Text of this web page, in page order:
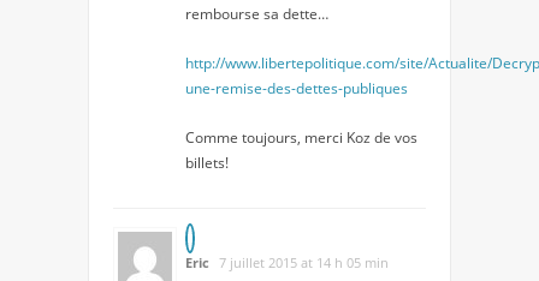
rembourse sa dette…
http://www.libertepolitique.com/site/Actualite/
une-remise-des-dettes-publiques
Comme toujours, merci Koz de vos
billets!
Eric 7 juillet 2015 at 14 h 05 min